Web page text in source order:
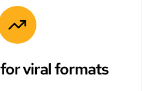
viral formats